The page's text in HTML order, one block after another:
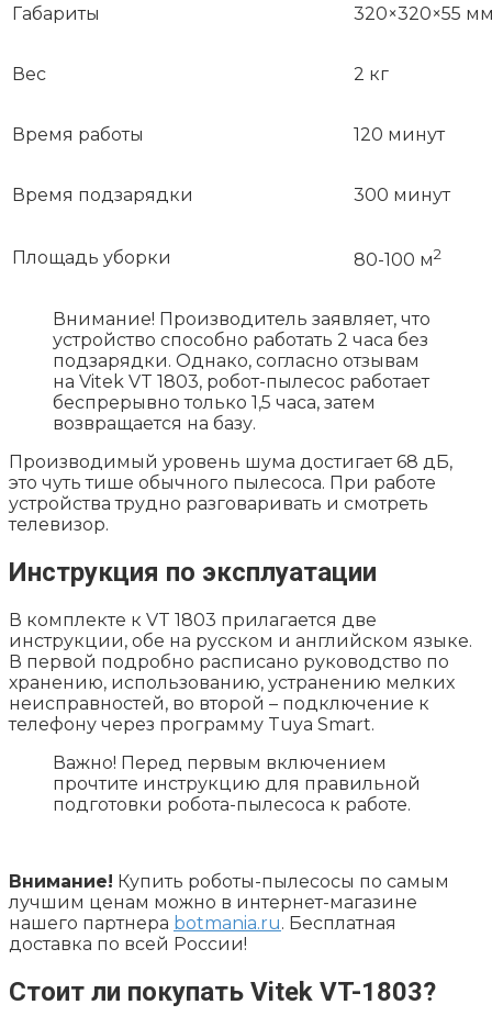
Габариты 320×320×55
Вес 2 кг
Время работы 120 минут
Время подзарядки 300 минут
Площадь уборки 80-100 м2
Внимание! Производитель заявляет, что
устройство способно работать 2 часа без
подзарядки. Однако, согласно отзывам
на Vitek VT 1803, робот-пылесос работает
беспрерывно только 1,5 часа, затем
возвращается на базу.
Производимый уровень шума достигает 68 дБ,
это чуть тише обычного пылесоса. При работе
устройства трудно разговаривать и смотреть
телевизор.
Инструкция по эксплуатации
В комплекте к VT 1803 прилагается две
инструкции, обе на русском и английском языке.
В первой подробно расписано руководство по
хранению, использованию, устранению мелких
неисправностей, во второй – подключение к
телефону через программу Tuya Smart.
Важно! Перед первым включением
прочтите инструкцию для правильной
подготовки робота-пылесоса к работе.
Внимание! Купить роботы-пылесосы по самым
лучшим ценам можно в интернет-магазине
нашего партнера botmania.ru. Бесплатная
доставка по всей России!
Стоит ли покупать Vitek VT-1803?